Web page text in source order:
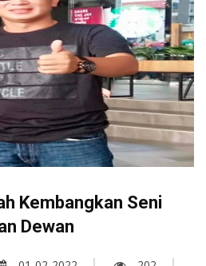
Kembangkan Seni
Dewan